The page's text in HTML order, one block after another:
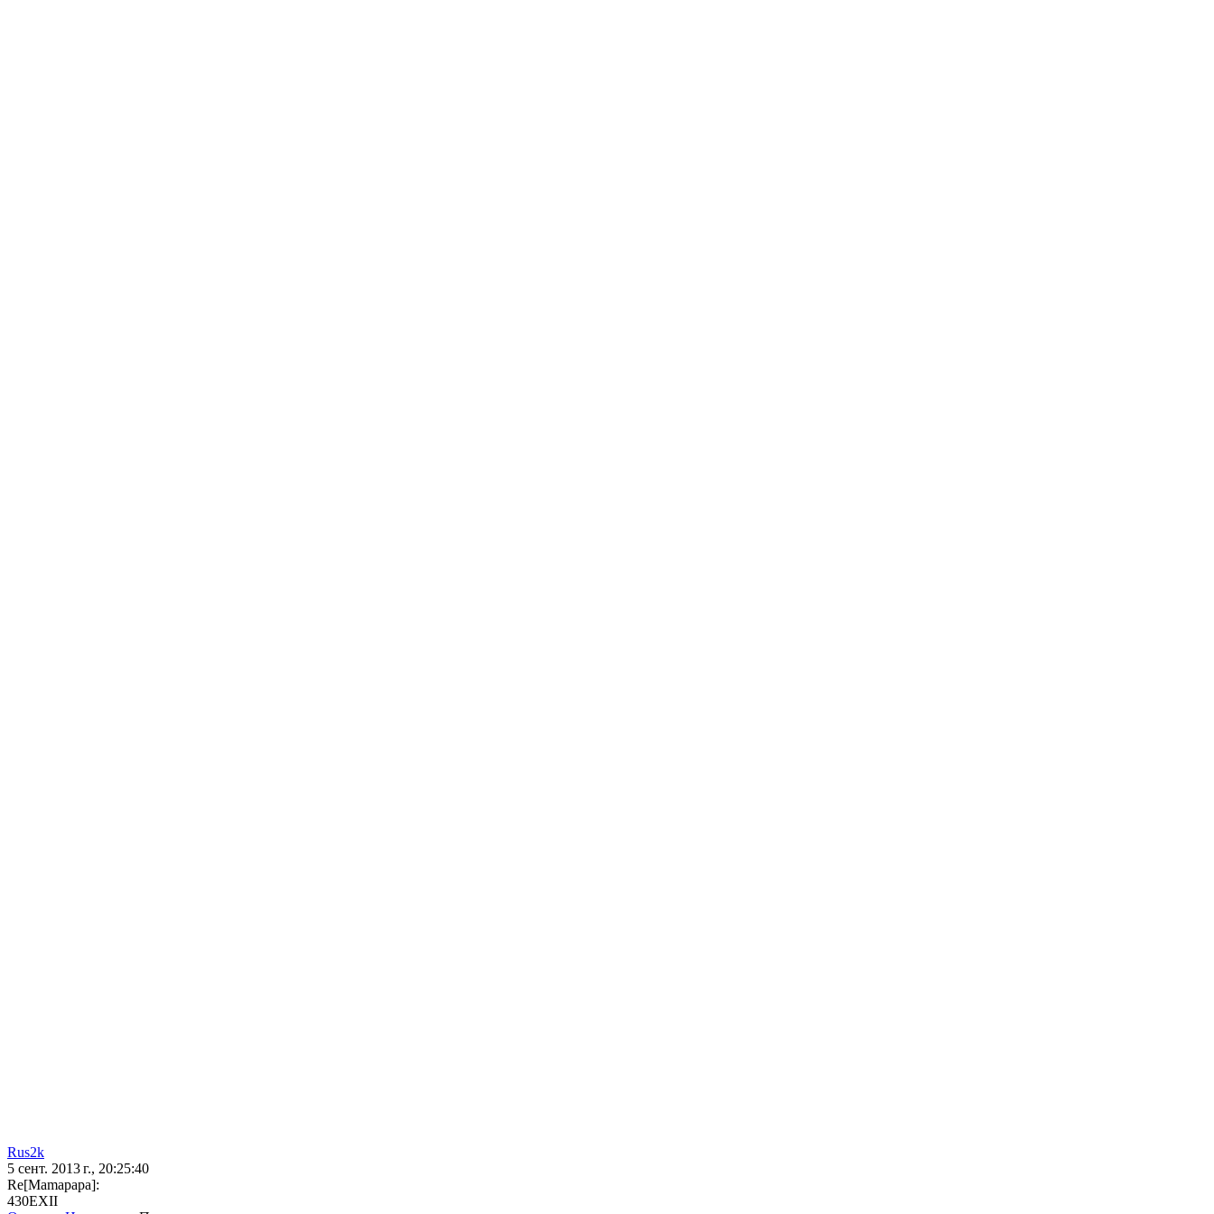
Rus2k
5 сент. 2013 г., 20:25:40
Re[Mamapapa]:
430EXII